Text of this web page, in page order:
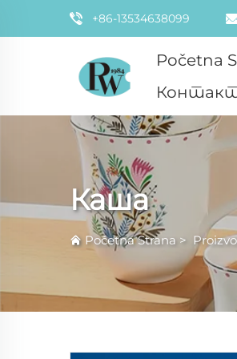
+86-13534638099
Početna
Каша
Početna Strana>